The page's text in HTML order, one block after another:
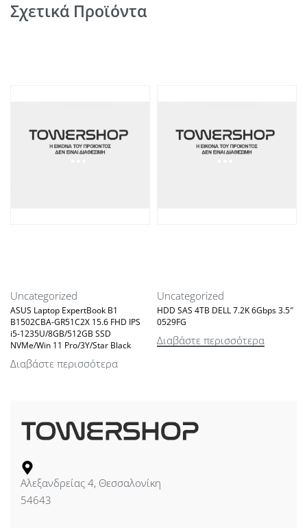
Σχετικά Προϊόντα
Uncategorized
ASUS Laptop ExpertBook B1
B1502CBA-GR51C2X 15.6 FHD IPS
i5-1235U/8GB/512GB SSD
NVMe/Win 11 Pro/3Y/Star Black
Διαβάστε περισσότερα
Uncategorized
HDD SAS 4TB DELL 7.2K 6Gbps 3.5″
0529FG
Διαβάστε περισσότερα
Αλεξανδρείας 4, Θεσσαλονίκη
54643